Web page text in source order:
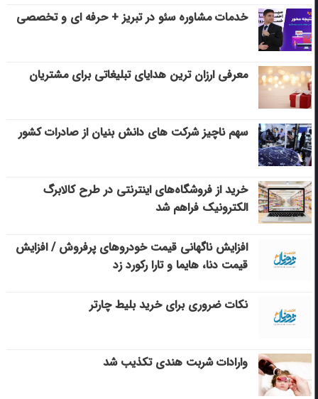
خدمات مشاوره سئو در تبریز + حرفه ای و تخصصی
معرفی ارزان ترین هدایای تبلیغاتی برای مشتریان
سهم ناچیز شرکت های دانش بنیان از صادرات کشور
خرید از فروشگاه‌های اینترنتی در طرح کالابرگ
الکترونیک فراهم شد
افزایش ناگهانی قیمت خودروهای پرفروش / افزایش
قیمت دنا، هایما و تارا رکورد زد
نکات ضروری برای خرید بلیط چارتر
وارادات شربت هندی تکذیب شد